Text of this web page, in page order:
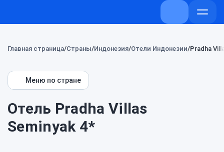
+7 (800) 707-
Главная страница Страны Индонезия Отели Индонезии Pradha
Меню по стране
Отель Pradha Villas
Seminyak 4*